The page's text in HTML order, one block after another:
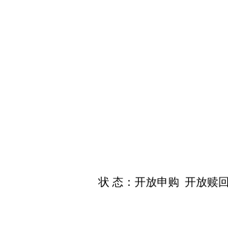
状 态： 开放申购 开放赎回